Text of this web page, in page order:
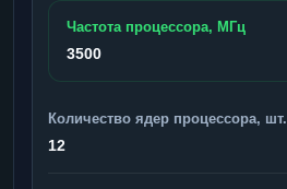
Частота процессора, МГц
3500
Количество ядер процессора, шт.
12